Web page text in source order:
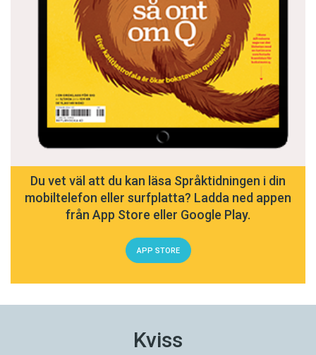
Du vet väl att du kan läsa Språktidningen i din
mobiltelefon eller surfplatta? Ladda ned appen
från App Store eller Google Play.
APP STORE
Kviss